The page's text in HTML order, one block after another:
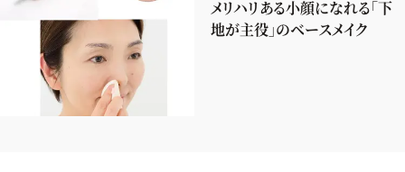
メリハリある小顔になれる「下
地が主役」のベースメイク